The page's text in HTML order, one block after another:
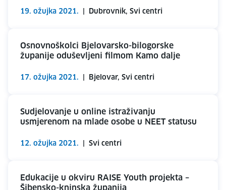
19. ožujka 2021. Dubrovnik, Svi centri
Osnovnoškolci Bjelovarsko-bilogorske
županije oduševljeni filmom Kamo dalje
17. ožujka 2021. Bjelovar, Svi centri
Sudjelovanje u online istraživanju
usmjerenom na mlade osobe u NEET statusu
12. ožujka 2021. Svi centri
Edukacije u okviru RAISE Youth projekta –
Šibensko-kninska županija